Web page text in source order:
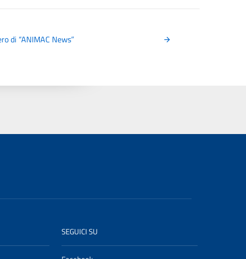
di “ANIMAC News”
SEGUICI SU